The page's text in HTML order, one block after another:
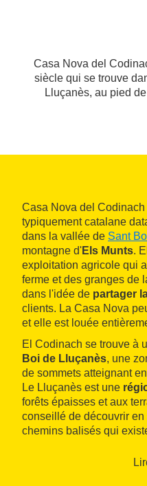
Casa Nova del
siècle qui se trouve
Lluçanès, au pied
Casa Nova del
typiquement catalane
dans la vallée de Sant
montagne d'Els Munts.
exploitation agricole qui
ferme et des granges de
dans l'idée de partager
clients. La Casa Nova
et elle est louée
El Codinach se trouve à
Boi de Lluçanès, une
de sommets atteignant
Le Lluçanès est une
forêts épaisses et aux
conseillé de découvrir
chemins balisés qui
secteur : on peut les